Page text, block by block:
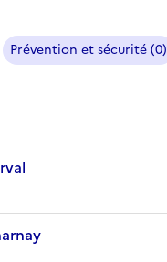
Prévention et sécurité (0)